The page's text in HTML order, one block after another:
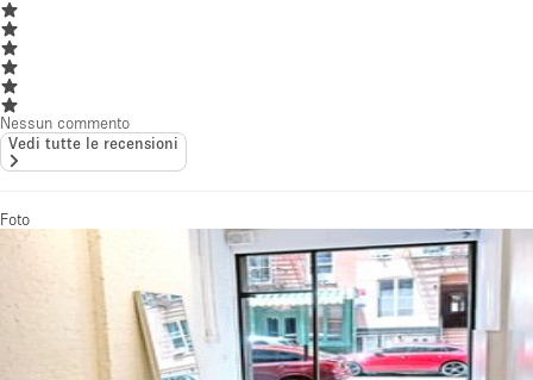
Nessun commento
Vedi tutte le recensioni
Foto